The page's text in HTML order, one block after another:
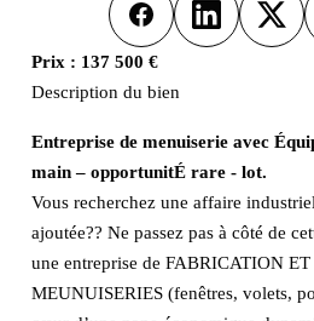
FacebookLinkedInX
Prix : 137 500 €
Description du bien
Entreprise de menuiserie avec
main – opportunitÉ rare - lot.
Vous recherchez une affaire
ajoutée?? Ne passez pas à côté de
une entreprise de FABRICATION ET
MEUNUISERIES (fenêtres, volets,